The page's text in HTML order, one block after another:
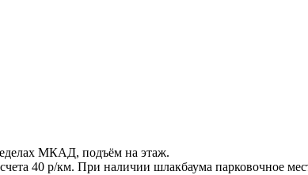
МКАД, подъём на этаж.
40 р/км. При наличии шлакбаума парковочное